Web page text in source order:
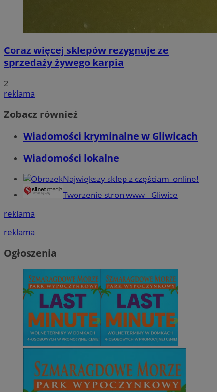
Coraz więcej sklepów rezygnuje ze
sprzedaży żywego karpia
2
reklama
Zobacz również
Wiadomości kryminalne w Gliwicach
Wiadomości lokalne
Największy sklep z częściami online!
Tworzenie stron www - Gliwice
reklama
reklama
Ogłoszenia